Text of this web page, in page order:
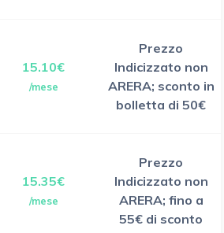
15.10€
/mese
Prezzo
Indicizzato non
ARERA; sconto in
bolletta di 50€
15.35€
/mese
Prezzo
Indicizzato non
ARERA; fino a
55€ di sconto